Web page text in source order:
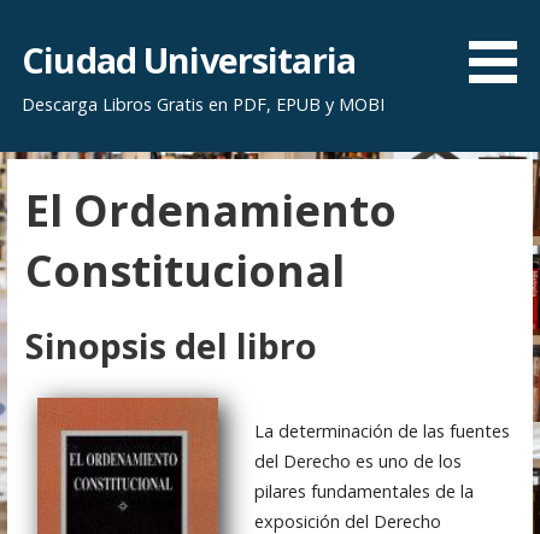
r
a
l
c
o
n
e
n
i
d
o
Ciudad Universitaria
Descarga Libros Gratis en PDF, EPUB y MOBI
El Ordenamiento
Constitucional
Sinopsis del libro
La determinación de las fuentes
del Derecho es uno de los
pilares fundamentales de la
exposición del Derecho